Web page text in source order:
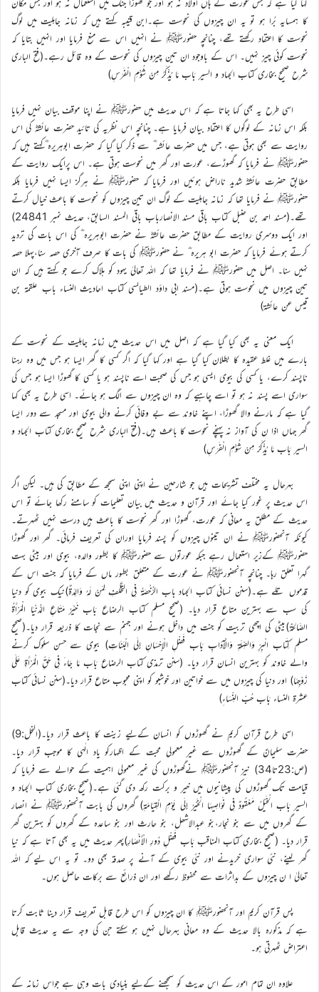
کا ہمسایہ بُرا ہو تو یہ ان چیزوں کی نحوست ہے۔ابن قتیبہ کہتے ہیں کہ زمانہ جاہلیت میں لوگ
نحوست کا اعتقاد رکھتے تھے، چنانچہ حضورﷺ نے انہیں اس سے منع فرمایا اور انہیں بتایا کہ
نحوست کوئی چیز نہیں۔ اس کے باوجود ان تین چیزوں کی نحوست کے وہ قائل رہے۔(فتح الباری
شرح صحیح بخاری کتاب الجہاد و السیر بَاب مَا يُذْكَرُ مِنْ شُؤْمِ الْفَرَسِ)
اسی طرح یہ بھی کہا جاتا ہے کہ اس حدیث میں حضورﷺ نے اپنا موقف بیان نہیں فرمایا
بلکہ اس زمانہ کے لوگوں کا اعتقاد بیان فرمایا ہے۔ چنانچہ اس نظریہ کی تائید حضرت عائشہؓ کی اس
روایت سے بھی ہوتی ہے، جس میں حضرت عائشہ ؓ سے ذکر کیا گیا کہ حضرت ابوہریرہ ؓکہتے ہیں کہ
حضورﷺ نے فرمایا کہ گھوڑے، عورت اور گھر میں نحوست ہوتی ہے۔ اس پرایک روایت کے
مطابق حضرت عائشہؓ شدید ناراض ہوئیں اور فرمایا کہ حضورﷺ نے ہرگز ایسا نہیں فرمایا بلکہ
حضورﷺ نے فرمایا تھا کہ زمانہ جاہلیت کے لوگ ان تین چیزوں کو نحوست کا باعث خیال کرتے
تھے۔(مسند احمد بن حنبل کتاب باقی مسند الانصارباب باقی المسند السابق، حدیث نمبر 24841)
اور ایک دوسری روایت کے مطابق حضرت عائشہؓ نے حضرت ابوہریرہ ؓ کی اس بات کی تردید
کرتے ہوئے فرمایا کہ حضرت ابو ہریرہ ؓ نے حضورﷺ کی بات کا صرف آخری حصہ سنا،پہلا حصہ
نہیں سنا۔ اصل میں حضورﷺ نے فرمایا تھا کہ اللہ تعالیٰ یہود کو ہلاک کرے جو کہتے ہیں کہ ان
تین چیزوں میں نحوست ہوتی ہے۔(مسند ابی داؤد الطیالسی کتاب احادیث النساء باب علقمة بن
قيس عن عائشة)
ایک معنی یہ بھی کیا گیا ہے کہ اصل میں اس حدیث میں زمانہ جاہلیت کے نحوست کے
بارے میں غلط عقیدہ کا بطلان کیا گیا ہے اور کہا گیا کہ اگر کسی کا گھر ایسا ہو جس میں وہ رہنا
ناپسند کرے، یا کسی کی بیوی ایسی ہو جس کی صحبت اسے ناپسند ہو یا کسی کا گھوڑا ایسا ہو جس کی
سواری اسے پسند نہ ہو تو اسے چاہیے کہ وہ ان چیزوں سے الگ ہو جائے۔ اسی طرح یہ بھی کہا
گیا ہے کہ مارنے والا گھوڑا، اپنے خاوند سے بے وفائی کرنے والی بیوی اور مسجد سے دور ایسا
گھر جہاں اذا ن کی آواز نہ پہنچے نحوست کا باعث ہیں۔(فتح الباری شرح صحیح بخاری کتاب الجہاد و
السیر بَاب مَا يُذْكَرُ مِنْ شُؤْمِ الْفَرَسِ)
بہرحال یہ مختلف تشریحات ہیں جو شارحین نے اپنی اپنی سمجھ کے مطابق کی ہیں۔ لیکن اگر
اس حدیث پر غور کیا جائے اور قرآن و حدیث میں بیان تعلیمات کو سامنے رکھا جائے تو اس
حدیث کے مطلق یہ معانی کہ عورت، گھوڑا اور گھر نحوست کا باعث ہیں درست نہیں ٹھہرتے۔
کیونکہ آنحضورﷺ نے ان تینوں چیزوں کو پسند فرمایا اوران کی تعریف فرمائی۔ گھر اور گھوڑا
حضورﷺ کےزیر استعمال رہے جبکہ عورتوں سے حضورﷺ کا بطور والدہ، بیوی اور بیٹی بہت
گہرا تعلق رہا۔ چنانچہ آنحضورﷺ نے عورت کے متعلق بطور ماں کے فرمایا کہ جنت اس کے
قدموں تلے ہے۔(سنن نسائی کتاب الجہاد باب الرُّخْصَةُ فِي التَّخَلُّفِ لِمَنْ لَهُ وَالِدَةٌ)نیک بیوی کو دنیا
کی سب سے بہترین متاع قرار دیا۔ (صحیح مسلم کتاب الرضاع بَاب خَيْرُ مَتَاعِ الدُّنْيَا الْمَرْأَةُ
الصَّالِحَةُ)بیٹی کی اچھی تربیت کو جنت میں داخل ہونے اور جہنم سے نجات کا ذریعہ قرار دیا۔(صحیح
مسلم كِتَاب الْبِرِّ وَالصِّلَةِ وَالْآدَابِ بَاب فَضْلِ الْإِحْسَانِ إِلَى الْبَنَاتِ) بیوی سے حسن سلوک کرنے
والے خاوند کو بہترین انسان قرار دیا۔ (سنن ترمذی کتاب الرضاع بَاب مَا جَاءَ فِي حَقِّ الْمَرْأَةِ عَلَى
زَوْجِهَا) اور دنیا کی چیزوں میں سے خواتین اور خوشبو کو اپنی محبوب متاع قرار دیا۔(سنن نسائی کتاب
عشرۃ النساء بَاب حُبِّ النِّسَاءِ)
اسی طرح قرآن کریم نے گھوڑوں کو انسان کےلیے زینت کا باعث قرار دیا۔(النحل:9)
حضرت سلیمانؑ کے گھوڑوں سے غیر معمولی محبت کے اظہارکو یاد الٰہی کا موجب قرار دیا۔
(ص:23تا34) نیز آنحضورﷺ نےگھوڑوں کی غیر معمولی اہمیت کے حوالے سے فرمایا کہ
قیامت تک گھوڑوں کی پیشانیوں میں خیر و برکت رکھ دی گئی ہے۔(صحیح بخاری کتاب الجہاد و
السیر بَاب الْخَيْلُ مَعْقُودٌ فِي نَوَاصِيهَا الْخَيْرُ إِلَى يَوْمِ الْقِيَامَةِ) گھروں کی بابت آنحضورﷺ نے انصار
کے گھروں میں سے بنو نجار،بنو عبدالاشھل، بنو حارث اور بنو ساعدہ کے گھروں کو بہترین گھر
قرار دیا۔ (صحیح بخاری کتاب المناقب بَاب فَضْلِ دُورِ الْأَنْصَارِ)پھر حدیث میں یہ بھی آتا ہے کہ نیا
گھر لینے، نئی سواری خریدنے اور نئی بیوی کے آنے پر صدقہ بھی دو۔ تو یہ اس لیے کہ اللہ
تعالیٰ ا ن چیزوں کے بداثرات سے محفوظ رکھے اور ان ذرائع سے برکات حاصل ہوں۔
پس قرآن کریم اور آنحضورﷺ کا ان چیزوں کو اس طرح قابل تعریف قرار دینا ثابت کرتا
ہے کہ مذکورہ بالا حدیث کے وہ معانی بہرحال نہیں ہو سکتے جن کی وجہ سے یہ حدیث قابل
اعتراض ٹھہرتی ہو۔
علاوہ ان تمام امور کے اس حدیث کو سمجھنے کےلیے بنیادی بات وہی ہے جواس زمانہ کے